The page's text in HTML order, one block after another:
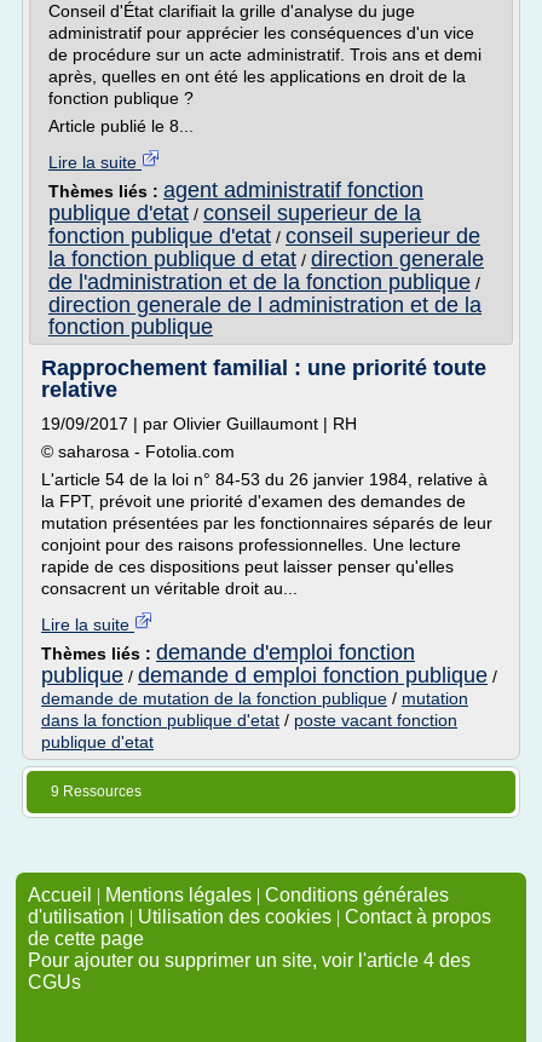
Conseil d'État clarifiait la grille d'analyse du juge
administratif pour apprécier les conséquences d'un vice
de procédure sur un acte administratif. Trois ans et demi
après, quelles en ont été les applications en droit de la
fonction publique ?
Article publié le 8...
Lire la suite
Thèmes liés : agent administratif fonction
publique d'etat / conseil superieur de la
fonction publique d'etat / conseil superieur de
la fonction publique d etat / direction generale
de l'administration et de la fonction publique /
direction generale de l administration et de la
fonction publique
Rapprochement familial : une priorité toute
relative
19/09/2017 | par Olivier Guillaumont | RH
© saharosa - Fotolia.com
L'article 54 de la loi n° 84-53 du 26 janvier 1984, relative à
la FPT, prévoit une priorité d'examen des demandes de
mutation présentées par les fonctionnaires séparés de leur
conjoint pour des raisons professionnelles. Une lecture
rapide de ces dispositions peut laisser penser qu'elles
consacrent un véritable droit au...
Lire la suite
Thèmes liés : demande d'emploi fonction
publique / demande d emploi fonction publique /
demande de mutation de la fonction publique / mutation
dans la fonction publique d'etat / poste vacant fonction
publique d'etat
9 Ressources
Accueil | Mentions légales | Conditions générales
d'utilisation | Utilisation des cookies | Contact à propos
de cette page
Pour ajouter ou supprimer un site, voir l'article 4 des
CGUs